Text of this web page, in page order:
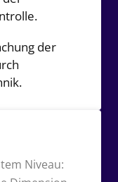
der
Niveau: